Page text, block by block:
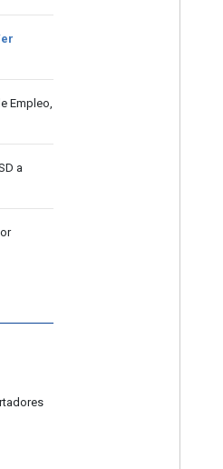
Empleo,
a